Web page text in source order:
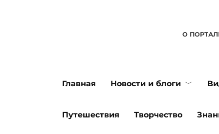
О
Главная Новости и блоги
Путешествия Творчество